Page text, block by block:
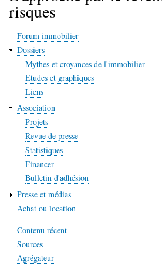
risques
Forum immobilier
Dossiers
Mythes et croyances de l'immobilier
Etudes et graphiques
Liens
Association
Projets
Revue de presse
Statistiques
Financer
Bulletin d'adhésion
Presse et médias
Achat ou location
Contenu récent
Sources
Agrégateur